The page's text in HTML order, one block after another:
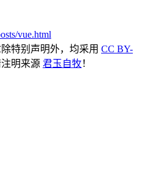
vue.html
特别声明外，均采用 CC BY-
明来源 君玉自牧！